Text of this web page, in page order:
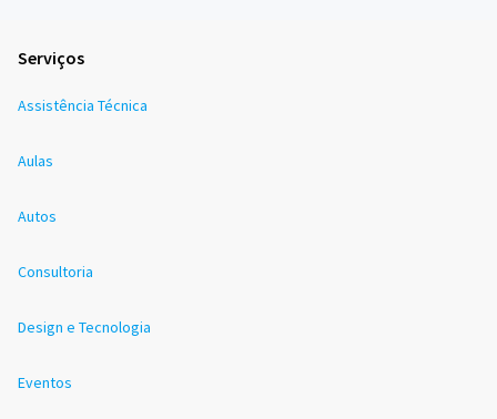
Serviços
Assistência Técnica
Aulas
Autos
Consultoria
Design e Tecnologia
Eventos